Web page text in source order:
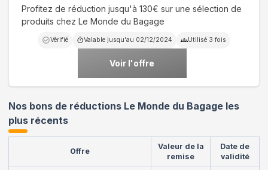
Profitez de réduction jusqu'à 130€ sur une sélection de
produits chez Le Monde du Bagage
Vérifié Valable jusqu'au 02/12/2024 Utilisé 3 fois
Voir l'offre
Nos bons de réductions Le Monde du Bagage les
plus récents
Offre
Valeur de la
remise
Date de
validité